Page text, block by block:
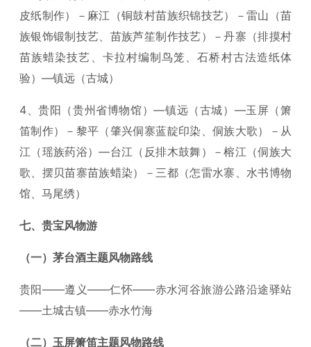
皮纸制作）－麻江（铜鼓村苗族织锦技艺）－雷山（苗
族银饰锻制技艺、苗族芦笙制作技艺）－丹寨（排摸村
苗族蜡染技艺、卡拉村编制鸟笼、石桥村古法造纸体
验）—镇远（古城）
4、贵阳（贵州省博物馆）—镇远（古城）—玉屏（箫
笛制作）－黎平（肇兴侗寨蓝靛印染、侗族大歌）－从
江（瑶族药浴）—台江（反排木鼓舞）－榕江（侗族大
歌、摆贝苗寨苗族蜡染）－三都（怎雷水寨、水书博物
馆、马尾绣）
七、贵宝风物游
（一）茅台酒主题风物路线
贵阳——遵义——仁怀——赤水河谷旅游公路沿途驿站
——土城古镇——赤水竹海
（二）玉屏箫笛主题风物路线